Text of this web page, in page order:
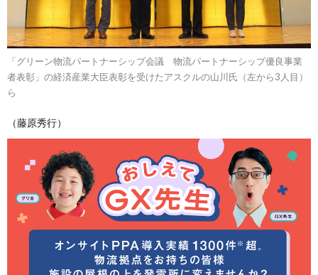
「グリーン物流パートナーシップ会議 物流パートナーシップ優良事業
者表彰」の経済産業大臣表彰を受けたアスクルの山川氏（左から3人目）
ら
（藤原秀行）